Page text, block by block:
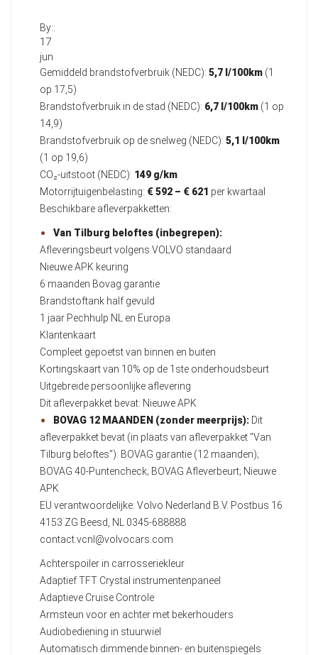
By::
17
jun
Gemiddeld brandstofverbruik (NEDC): 5,7 l/100km (1
op 17,5)
Brandstofverbruik in de stad (NEDC): 6,7 l/100km (1 op
14,9)
Brandstofverbruik op de snelweg (NEDC): 5,1 l/100km
(1 op 19,6)
CO₂-uitstoot (NEDC): 149 g/km
Motorrijtuigenbelasting: € 592 – € 621 per kwartaal
Beschikbare afleverpakketten:
Van Tilburg beloftes (inbegrepen):
Afleveringsbeurt volgens VOLVO standaard
Nieuwe APK keuring
6 maanden Bovag garantie
Brandstoftank half gevuld
1 jaar Pechhulp NL en Europa
Klantenkaart
Compleet gepoetst van binnen en buiten
Kortingskaart van 10% op de 1ste onderhoudsbeurt
Uitgebreide persoonlijke aflevering
Dit afleverpakket bevat: Nieuwe APK
BOVAG 12 MAANDEN (zonder meerprijs): Dit
afleverpakket bevat (in plaats van afleverpakket "Van
Tilburg beloftes"): BOVAG garantie (12 maanden);
BOVAG 40-Puntencheck; BOVAG Afleverbeurt; Nieuwe
APK
EU verantwoordelijke: Volvo Nederland B.V. Postbus 16
4153 ZG Beesd, NL 0345-688888
contact.vcnl@volvocars.com
Achterspoiler in carrosseriekleur
Adaptief TFT Crystal instrumentenpaneel
Adaptieve Cruise Controle
Armsteun voor en achter met bekerhouders
Audiobediening in stuurwiel
Automatisch dimmende binnen- en buitenspiegels